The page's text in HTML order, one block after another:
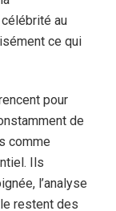
célébrité au
ce qui
pour
de
comme
Ils
l’analyse
restent des